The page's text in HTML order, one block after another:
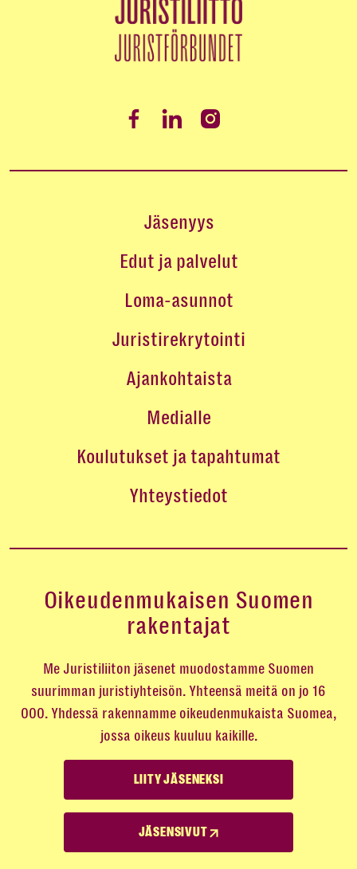
Jäsenyys
Edut ja palvelut
Loma-asunnot
Juristirekrytointi
Ajankohtaista
Medialle
Koulutukset ja tapahtumat
Yhteystiedot
Oikeudenmukaisen Suomen
rakentajat
Me Juristiliiton jäsenet muodostamme Suomen
suurimman juristiyhteisön. Yhteensä meitä on jo 16
000. Yhdessä rakennamme oikeudenmukaista Suomea,
jossa oikeus kuuluu kaikille.
LIITY JÄSENEKSI
JÄSENSIVUT